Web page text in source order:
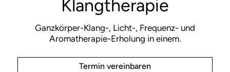
Klangtherapie
Ganzkörper-Klang-, Licht-, Frequenz- und
Aromatherapie-Erholung in einem.
Termin vereinbaren